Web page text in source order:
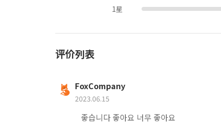
1星
评价列表
FoxCompany
2023.06.15
좋습니다 좋아요 너무 좋아요